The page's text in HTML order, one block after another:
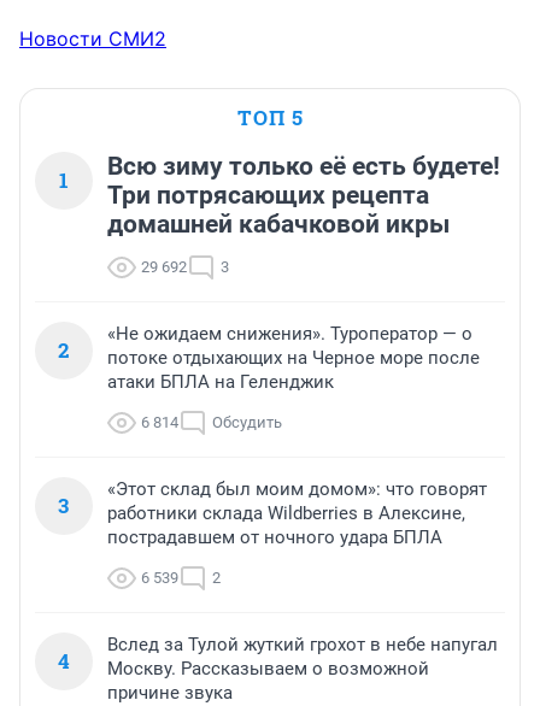
Новости СМИ2
ТОП 5
1
Всю зиму только её есть будете!
Три потрясающих рецепта
домашней кабачковой икры
29 692 3
2
«Не ожидаем снижения». Туроператор — о
потоке отдыхающих на Черное море после
атаки БПЛА на Геленджик
6 814 Обсудить
3
«Этот склад был моим домом»: что говорят
работники склада Wildberries в Алексине,
пострадавшем от ночного удара БПЛА
6 539 2
4
Вслед за Тулой жуткий грохот в небе напугал
Москву. Рассказываем о возможной
причине звука